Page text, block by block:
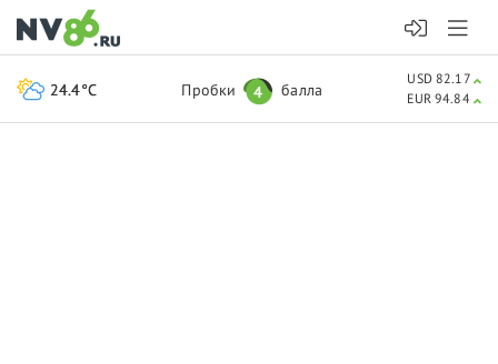
24.4°C Пробки 4 балла
USD 82.17
EUR 94.84